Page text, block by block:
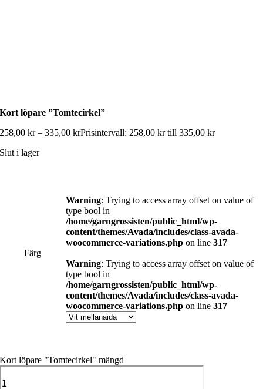
Kort löpare ”Tomtecirkel”
258,00kr – 335,00krPrisintervall: 258,00 kr till 335,00 kr
Slut i lager
Färg
Warning: Trying to access array offset on value of
type bool in
/home/garngrossisten/public_html/wp-
content/themes/Avada/includes/class-avada-
woocommerce-variations.php on line317
Warning: Trying to access array offset on value of
type bool in
/home/garngrossisten/public_html/wp-
content/themes/Avada/includes/class-avada-
woocommerce-variations.php on line317
Kort löpare "Tomtecirkel" mängd